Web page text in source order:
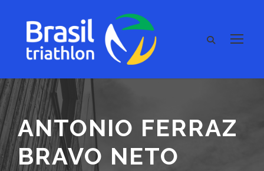
ANTONIO FERRAZ
BRAVO NETO